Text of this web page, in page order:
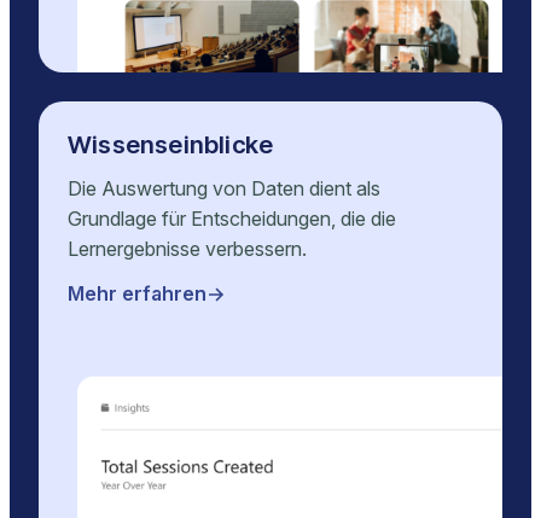
Wissenseinblicke
Die Auswertung von Daten dient als
Grundlage für Entscheidungen, die die
Lernergebnisse verbessern.
Mehr erfahren